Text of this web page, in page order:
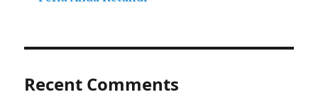
Recent Comments